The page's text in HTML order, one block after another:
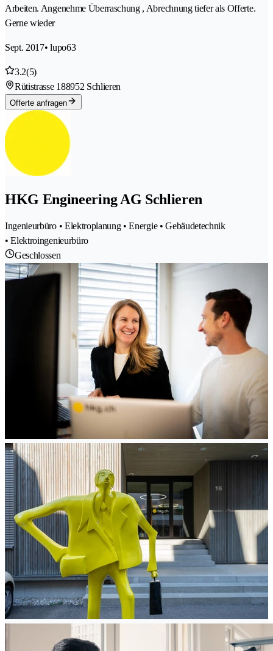
Arbeiten. Angenehme Überraschung , Abrechnung tiefer als Offerte.
Gerne wieder
Sept. 2017• lupo63
3.2(5)
Rütistrasse 188952 Schlieren
Offerte anfragen
HKG Engineering AG Schlieren
Ingenieurbüro • Elektroplanung • Energie • Gebäudetechnik
• Elektroingenieurbüro
Geschlossen